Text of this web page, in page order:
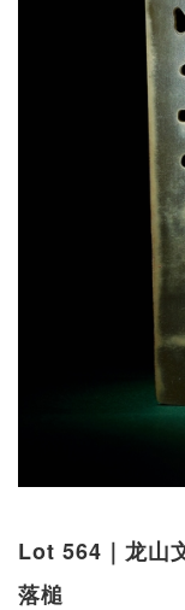
Lot 564｜龙山
落槌